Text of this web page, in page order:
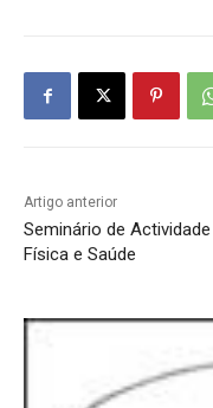
Artigo anterior
Seminário de Actividade
Física e Saúde